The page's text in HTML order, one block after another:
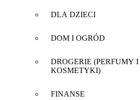
DLA DZIECI
DOM I OGRÓD
DROGERIE (PERFUMY I
KOSMETYKI)
FINANSE